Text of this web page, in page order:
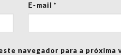
E-mail *
navegador para a próxima